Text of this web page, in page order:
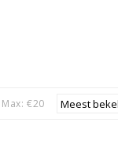
Max: €20